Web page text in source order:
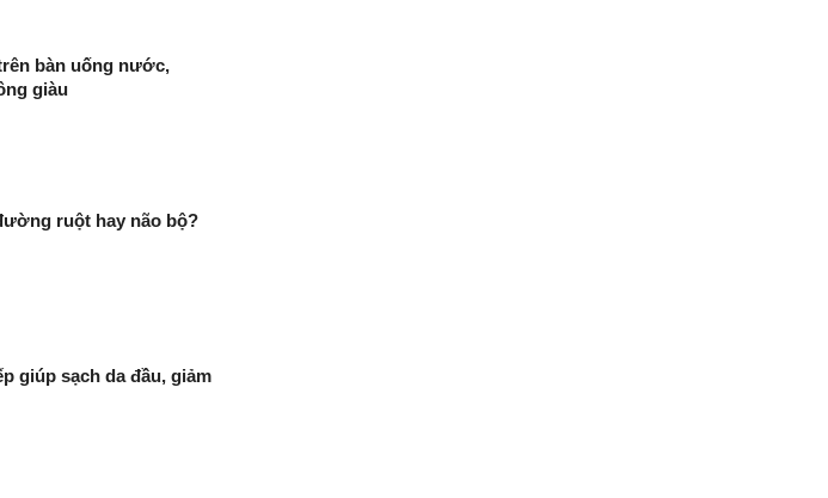
bàn uống nước,
giàu
ruột hay não bộ?
giúp sạch da đầu, giảm